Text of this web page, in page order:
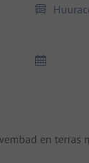
en terras